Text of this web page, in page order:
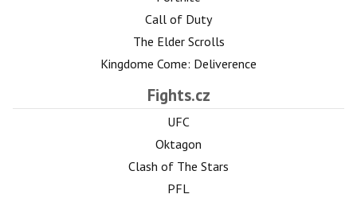
Call of Duty
The Elder Scrolls
Kingdome Come: Deliverence
Fights.cz
UFC
Oktagon
Clash of The Stars
PFL